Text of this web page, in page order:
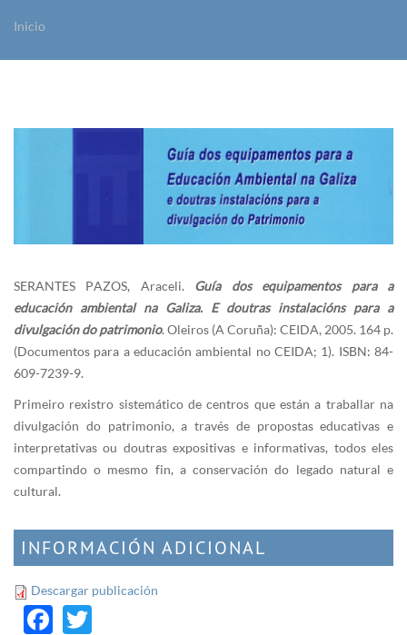
Inicio
SERANTES PAZOS, Araceli. Guía dos equipamentos para a
educación ambiental na Galiza. E doutras instalacións para a
divulgación do patrimonio. Oleiros (A Coruña): CEIDA, 2005. 164 p.
(Documentos para a educación ambiental no CEIDA; 1). ISBN: 84-
609-7239-9.
Primeiro rexistro sistemático de centros que están a traballar na
divulgación do patrimonio, a través de propostas educativas e
interpretativas ou doutras expositivas e informativas, todos eles
compartindo o mesmo fin, a conservación do legado natural e
cultural.
INFORMACIÓN ADICIONAL
Descargar publicación
Facebook